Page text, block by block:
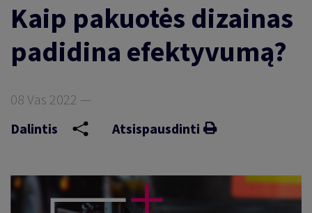
Kaip pakuotės dizainas
padidina efektyvumą?
08 Vas 2022 —
Dalintis
Atsispausdinti